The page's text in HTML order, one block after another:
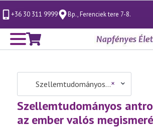
+36 30 311 9999 Bp., Ferenciek tere 7-8.
×
Szellemtudományos antropológia – az ember valós megismerése (31)
Szellemtudományos
az ember valós